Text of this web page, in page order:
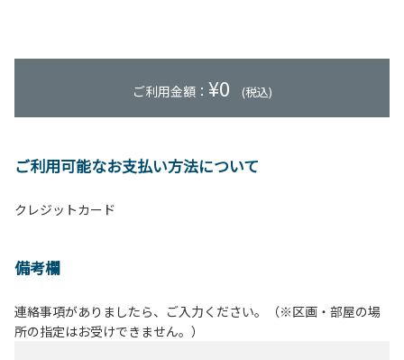
ご利用金額： ¥0 (税込)
ご利用可能なお支払い方法について
クレジットカード
備考欄
連絡事項がありましたら、ご入力ください。（※区画・部屋の場
所の指定はお受けできません。）